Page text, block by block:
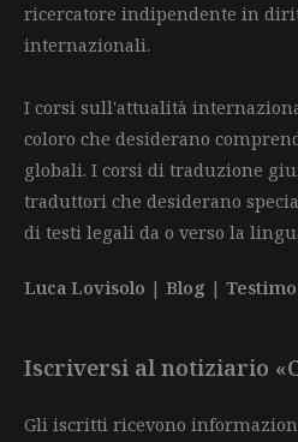
ricercatore indipendente in
internazionali.
I corsi sull'attualità
coloro che desiderano
globali. I corsi di traduzione
traduttori che desiderano
di testi legali da o verso la
Luca Lovisolo | Blog |
Iscriversi al notiziario
Gli iscritti ricevono